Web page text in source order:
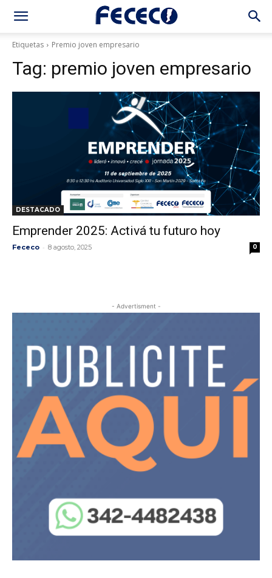
Etiquetas Premio joven empresario
Tag: premio joven empresario
DESTACADO
Emprender 2025: Activá tu futuro hoy
Fececo - 8 agosto, 2025 0
- Advertisment -